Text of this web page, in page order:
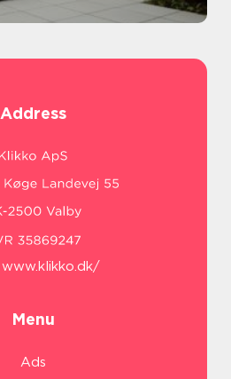
Address
www.klikko.dk/
Menu
Ads